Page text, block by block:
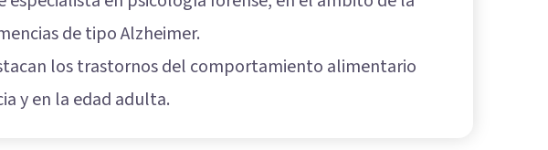
de tipo Alzheimer.
los trastornos del comportamiento alimentario
y en la edad adulta.